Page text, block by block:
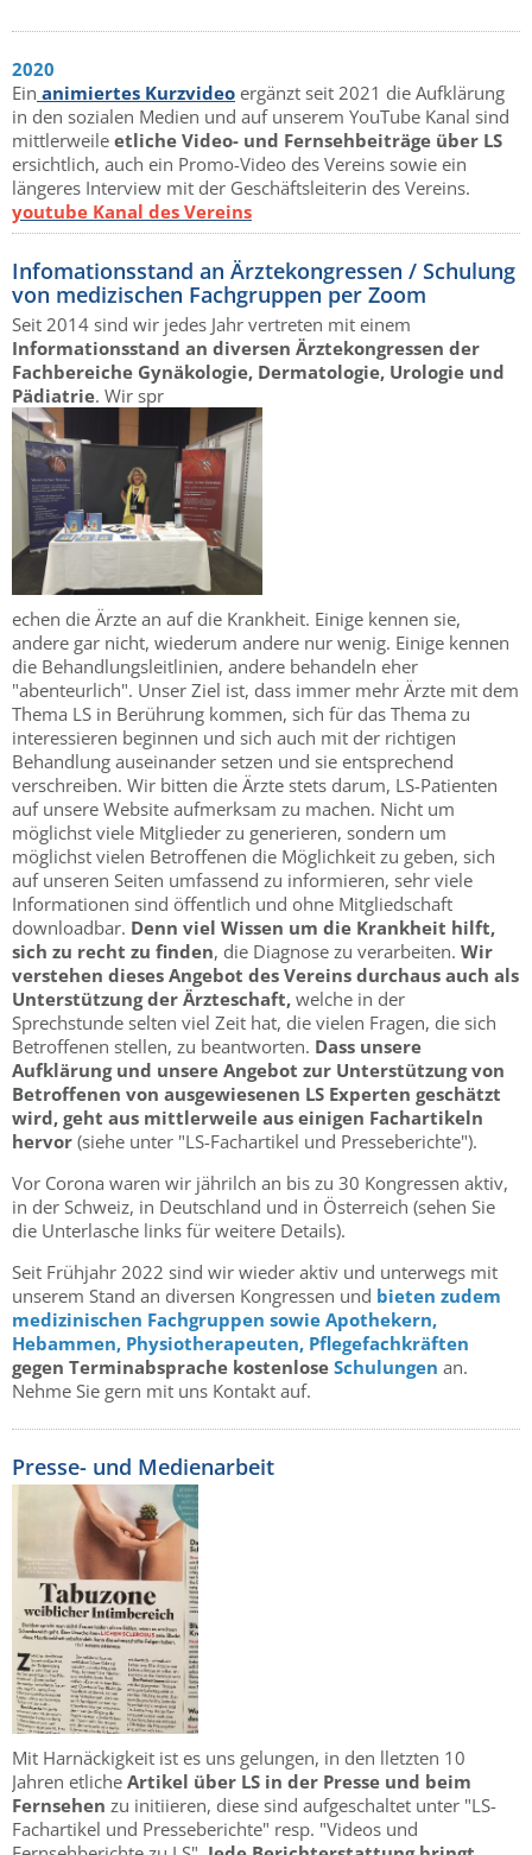
2020
Ein animiertes Kurzvideo ergänzt seit 2021 die Aufklärung
in den sozialen Medien und auf unserem YouTube Kanal sind
mittlerweile etliche Video- und Fernsehbeiträge über LS
ersichtlich, auch ein Promo-Video des Vereins sowie ein
längeres Interview mit der Geschäftsleiterin des Vereins.
youtube Kanal des Vereins
Infomationsstand an Ärztekongressen / Schulung
von medizischen Fachgruppen per Zoom
Seit 2014 sind wir jedes Jahr vertreten mit einem
Informationsstand an diversen Ärztekongressen der
Fachbereiche Gynäkologie, Dermatologie, Urologie und
Pädiatrie. Wir spr
echen die Ärzte an auf die Krankheit. Einige kennen sie,
andere gar nicht, wiederum andere nur wenig. Einige kennen
die Behandlungsleitlinien, andere behandeln eher
"abenteurlich". Unser Ziel ist, dass immer mehr Ärzte mit dem
Thema LS in Berührung kommen, sich für das Thema zu
interessieren beginnen und sich auch mit der richtigen
Behandlung auseinander setzen und sie entsprechend
verschreiben. Wir bitten die Ärzte stets darum, LS-Patienten
auf unsere Website aufmerksam zu machen. Nicht um
möglichst viele Mitglieder zu generieren, sondern um
möglichst vielen Betroffenen die Möglichkeit zu geben, sich
auf unseren Seiten umfassend zu informieren, sehr viele
Informationen sind öffentlich und ohne Mitgliedschaft
downloadbar. Denn viel Wissen um die Krankheit hilft,
sich zu recht zu finden, die Diagnose zu verarbeiten. Wir
verstehen dieses Angebot des Vereins durchaus auch als
Unterstützung der Ärzteschaft, welche in der
Sprechstunde selten viel Zeit hat, die vielen Fragen, die sich
Betroffenen stellen, zu beantworten. Dass unsere
Aufklärung und unsere Angebot zur Unterstützung von
Betroffenen von ausgewiesenen LS Experten geschätzt
wird, geht aus mittlerweile aus einigen Fachartikeln
hervor (siehe unter "LS-Fachartikel und Presseberichte").
Vor Corona waren wir jährilch an bis zu 30 Kongressen aktiv,
in der Schweiz, in Deutschland und in Österreich (sehen Sie
die Unterlasche links für weitere Details).
Seit Frühjahr 2022 sind wir wieder aktiv und unterwegs mit
unserem Stand an diversen Kongressen und bieten zudem
medizinischen Fachgruppen sowie Apothekern,
Hebammen, Physiotherapeuten, Pflegefachkräften
gegen Terminabsprache kostenlose Schulungen an.
Nehme Sie gern mit uns Kontakt auf.
Presse- und Medienarbeit
Mit Harnäckigkeit ist es uns gelungen, in den lletzten 10
Jahren etliche Artikel über LS in der Presse und beim
Fernsehen zu initiieren, diese sind aufgeschaltet unter "LS-
Fachartikel und Presseberichte" resp. "Videos und